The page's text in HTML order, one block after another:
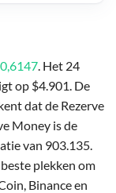
. Het 24
op $4.901. De
dat de Rezerve
Money is de
van 903.135.
plekken om
Binance en